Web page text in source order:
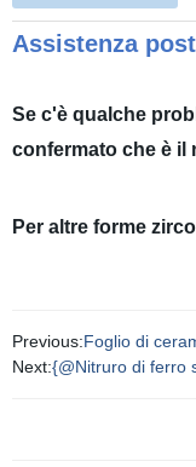
Assistenza
Se c'è qualche
confermato che è il
Per altre forme
Previous:Foglio di
Next:{@Nitruro di ferro